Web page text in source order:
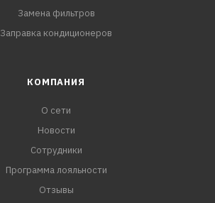
Замена фильтров
Заправка кондиционеров
КОМПАНИЯ
О сети
Новости
Сотрудники
Программа лояльности
Отзывы